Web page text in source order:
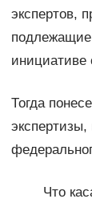
экспертов,
инициативе
Тогда
Что